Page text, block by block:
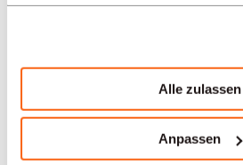
Alle zulassen
Anpassen